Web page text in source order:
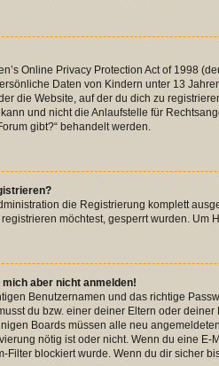
Online Privacy Protection Act of 1998
Daten von Kindern unter 13
die Website, auf der du dich zu
und nicht die Anlaufstelle für
gibt?“ behandelt werden.
die Registrierung komplett
möchtest, gesperrt wurden.
aber nicht anmelden!
Benutzernamen und das richtige
du bzw. einer deiner Eltern oder
Boards müssen alle neu
nötig ist oder nicht. Wenn du eine
Filter blockiert wurde. Wenn du dir sicher